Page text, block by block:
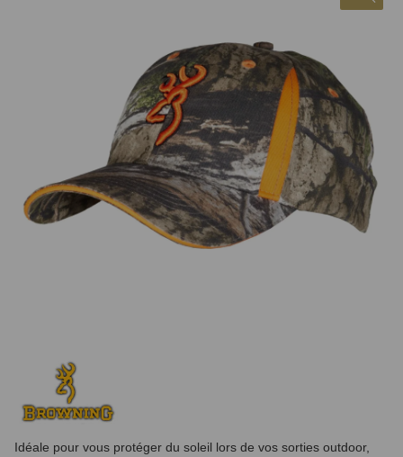
Idéale pour vous protéger du soleil lors de vos sorties outdoor,